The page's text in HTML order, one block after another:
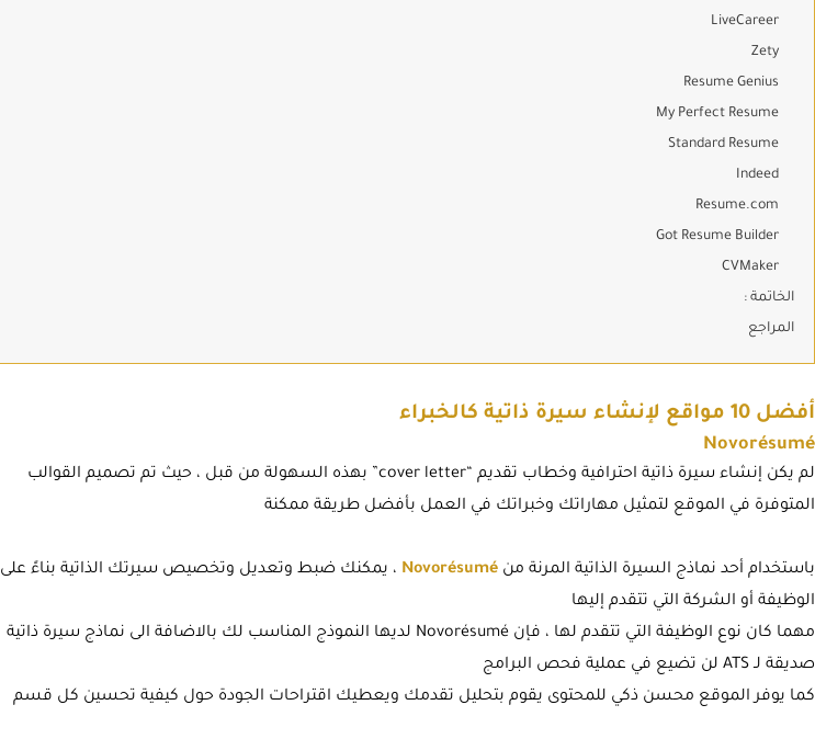
LiveCareer
Zety
Resume Genius
My Perfect Resume
Standard Resume
Indeed
Resume.com
Got Resume Builder
CVMaker
الخاتمة :
المراجع
أفضل 10 مواقع لإنشاء سيرة ذاتية كالخبراء
Novorésumé
لم يكن إنشاء سيرة ذاتية احترافية وخطاب تقديم “cover letter” بهذه السهولة من قبل ، حيث تم تصميم القوالب
المتوفرة في الموقع لتمثيل مهاراتك وخبراتك في العمل بأفضل طريقة ممكنة
باستخدام أحد نماذج السيرة الذاتية المرنة من Novorésumé ، يمكنك ضبط وتعديل وتخصيص سيرتك الذاتية بناءً على
الوظيفة أو الشركة التي تتقدم إليها
مهما كان نوع الوظيفة التي تتقدم لها ، فإن Novorésumé لديها النموذج المناسب لك بالاضافة الى نماذج سيرة ذاتية
صديقة لـ ATS لن تضيع في عملية فحص البرامج
كما يوفر الموقع محسن ذكي للمحتوى يقوم بتحليل تقدمك ويعطيك اقتراحات الجودة حول كيفية تحسين كل قسم